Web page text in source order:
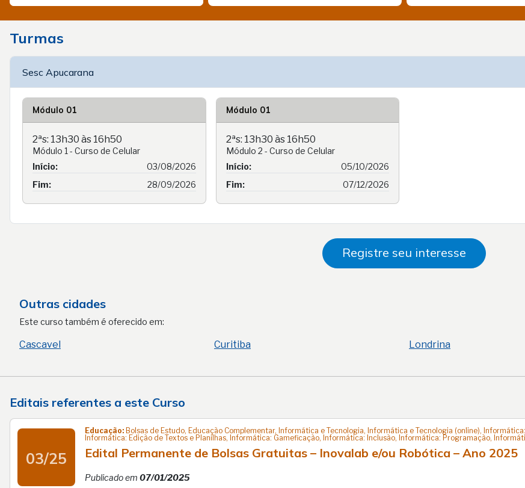
Turmas
Sesc Apucarana
Módulo 01
2ªs: 13h30 às 16h50
Módulo 1 - Curso de Celular
Início:
03/08/2026
Fim:
28/09/2026
Módulo 01
2ªs: 13h30 às 16h50
Módulo 2 - Curso de Celular
Início:
05/10/2026
Fim:
07/12/2026
Registre seu interesse
Outras cidades
Este curso também é oferecido em:
Cascavel Curitiba Londrina
Editais referentes a este Curso
03/25
Educação: Bolsas de Estudo, Educação Complementar, Informática e Tecnologia, Informática e Tecnologia (online),
Informática: Edição de Textos e Planilhas, Informática: Gameficação, Informática: Inclusão, Informática: Programação,
Edital Permanente de Bolsas Gratuitas – Inovalab e/ou Robótica – Ano 2025
Publicado em 07/01/2025